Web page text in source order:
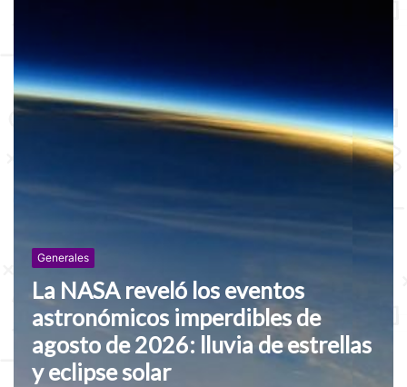
Generales
La NASA reveló los eventos
astronómicos imperdibles de
agosto de 2026: lluvia de estrellas
y eclipse solar